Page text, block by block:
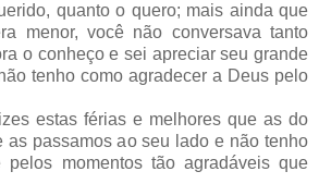
quanto o quero; mais ainda que
menor, você não conversava tanto
o conheço e sei apreciar seu grande
tenho como agradecer a Deus pelo
estas férias e melhores que as do
as passamos ao seu lado e não tenho
pelos momentos tão agradáveis que